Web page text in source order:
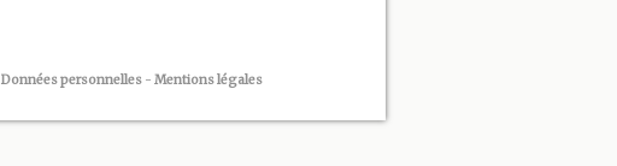
Données personnelles- Mentions légales